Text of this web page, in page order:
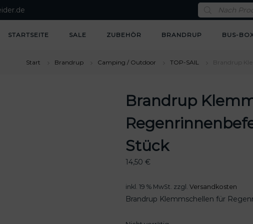
P
o
u
STARTSEITE SALE ZUBEHÖR BRANDRUP BUS-
Start Brandrup Camping / Outdoor TOP-SAIL Brandrup
Brandrup
Stück
14,50 €
inkl. 19 % MwSt. zzgl. Versandkosten
Brandrup Klemmschellen für